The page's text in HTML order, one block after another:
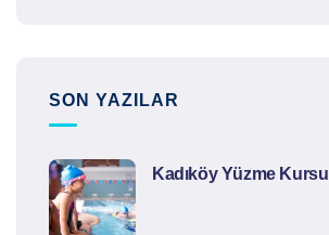
SON YAZILAR
Kadıköy Yüzme Kursu